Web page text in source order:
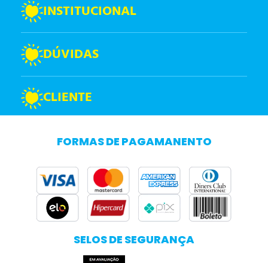
INSTITUCIONAL
DÚVIDAS
CLIENTE
FORMAS DE PAGAMANENTO
SELOS DE SEGURANÇA